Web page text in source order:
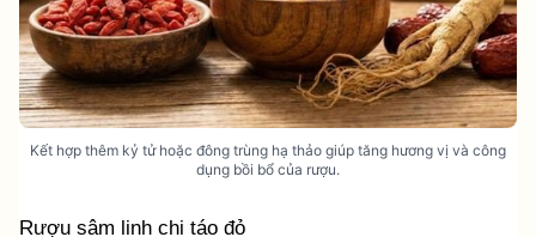
Kết hợp thêm kỷ tử hoặc đông trùng hạ thảo giúp tăng hương vị và công
dụng bồi bổ của rượu.
Rượu sâm linh chi táo đỏ